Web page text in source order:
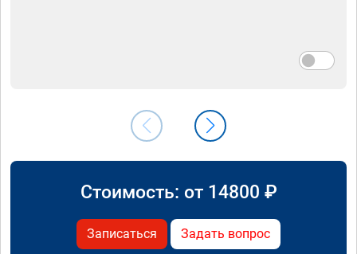
Стоимость: от 14800 ₽
Записаться Задать вопрос